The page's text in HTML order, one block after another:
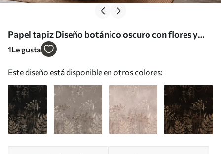
Papel tapiz Diseño botánico oscuro con flores y
hierbas. Nr. w05092v3
1Le gusta
Este diseño está disponible en otros colores: